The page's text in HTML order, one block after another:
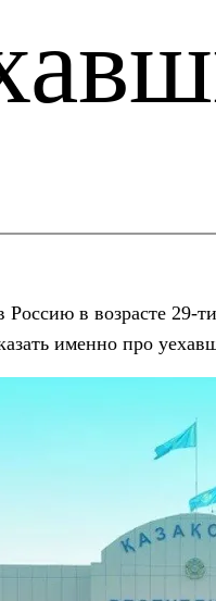
в возрасте 29-
именно про